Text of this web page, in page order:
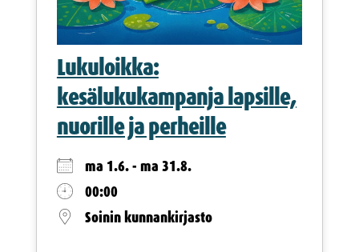
Lukuloikka:
kesälukukampanja lapsille,
nuorille ja perheille
ma 1.6. - ma 31.8.
00:00
Soinin kunnankirjasto